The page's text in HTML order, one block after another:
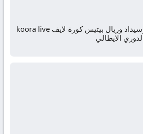
نتيجة مباراة ريال سوسيداد وريال بيتيس كورة لايف koora live